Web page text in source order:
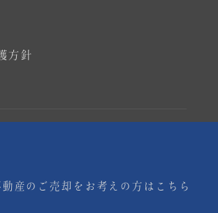
方針
産のご売却をお考えの方はこちら